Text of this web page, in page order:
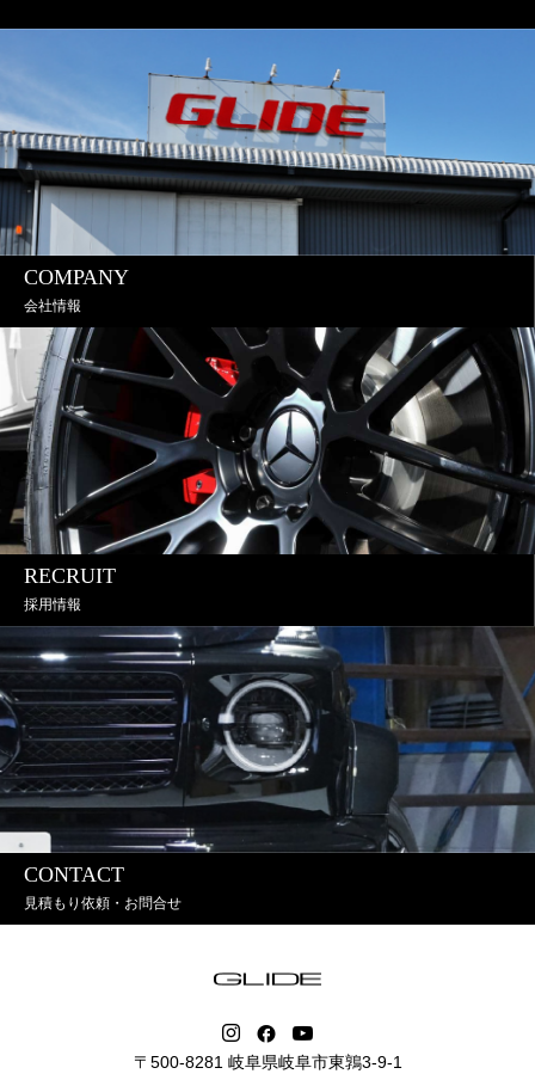
COMPANY
会社情報
RECRUIT
採用情報
CONTACT
見積もり依頼・お問合せ
〒500-8281 岐阜県岐阜市東鶉3-9-1